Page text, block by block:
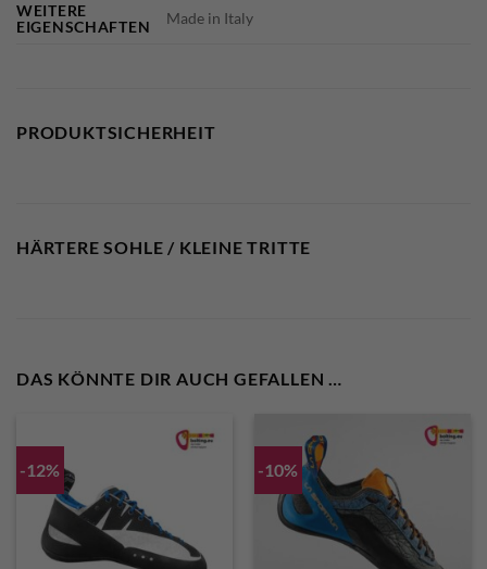
WEITERE
EIGENSCHAFTEN
Made in Italy
PRODUKTSICHERHEIT
HÄRTERE SOHLE / KLEINE TRITTE
DAS KÖNNTE DIR AUCH GEFALLEN …
-12% -10%